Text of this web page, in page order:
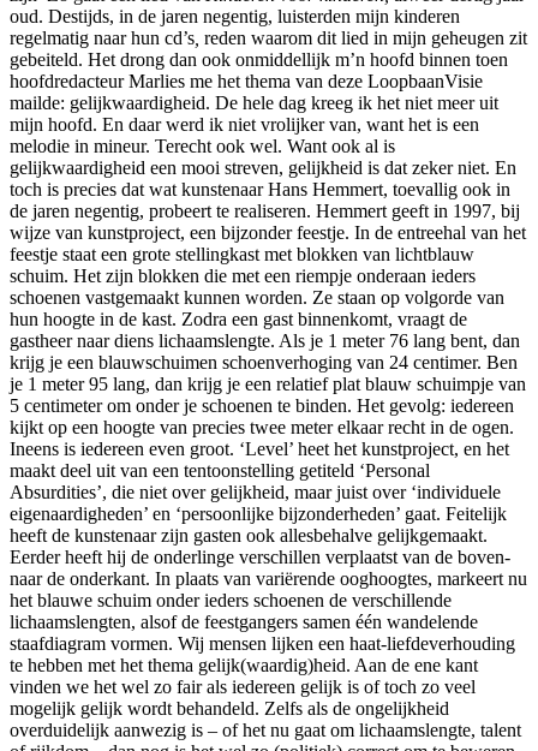
oud. Destijds, in de jaren negentig, luisterden mijn kinderen
regelmatig naar hun cd’s reden waarom dit lied in mijn geheugen zit
gebeiteld. Het drong dan ook onmiddellijk m’n hoofd binnen toen
hoofdredacteur Marlies me het thema van deze LoopbaanVisie
mailde: gelijkwaardigheid. De hele dag kreeg ik het niet meer uit
mijn hoofd. En daar werd ik niet vrolijker van, want het is een
melodie in mineur. Terecht ook wel. Want ook al is
gelijkwaardigheid een mooi streven, gelijkheid is dat zeker niet. En
toch is precies dat wat kunstenaar Hans Hemmert, toevallig ook in
de jaren negentig, probeert te realiseren. Hemmert geeft in 1997, bij
wijze van kunstproject, een bijzonder feestje. In de entreehal van het
feestje staat een grote stellingkast met blokken van lichtblauw
schuim. Het zijn blokken die met een riempje onderaan ieders
schoenen vastgemaakt kunnen worden. Ze staan op volgorde van
hun hoogte in de kast. Zodra een gast binnenkomt, vraagt de
gastheer naar diens lichaamslengte. Als je 1 meter 76 lang bent, dan
krijg je een blauwschuimen schoenverhoging van 24 centimer. Ben
je 1 meter 95 lang, dan krijg je een relatief plat blauw schuimpje van
5 centimeter om onder je schoenen te binden. Het gevolg: iedereen
kijkt op een hoogte van precies twee meter elkaar recht in de ogen.
Ineens is iedereen even groot. ‘Level’ heet het kunstproject, en het
maakt deel uit van een tentoonstelling getiteld ‘Personal
Absurdities’, die niet over gelijkheid, maar juist over ‘individuele
eigenaardigheden’ en ‘persoonlijke bijzonderheden’ gaat. Feitelijk
heeft de kunstenaar zijn gasten ook allesbehalve gelijkgemaakt.
Eerder heeft hij de onderlinge verschillen verplaatst van de boven-
naar de onderkant. In plaats van variërende ooghoogtes, markeert nu
het blauwe schuim onder ieders schoenen de verschillende
lichaamslengten, alsof de feestgangers samen één wandelende
staafdiagram vormen. Wij mensen lijken een haat-liefdeverhouding
te hebben met het thema gelijk(waardig)heid. Aan de ene kant
vinden we het wel zo fair als iedereen gelijk is of toch zo veel
mogelijk gelijk wordt behandeld. Zelfs als de ongelijkheid
overduidelijk aanwezig is – of het nu gaat om lichaamslengte, talent